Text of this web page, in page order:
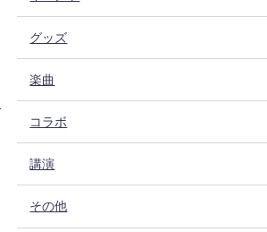
グッズ
楽曲
コラボ
講演
その他